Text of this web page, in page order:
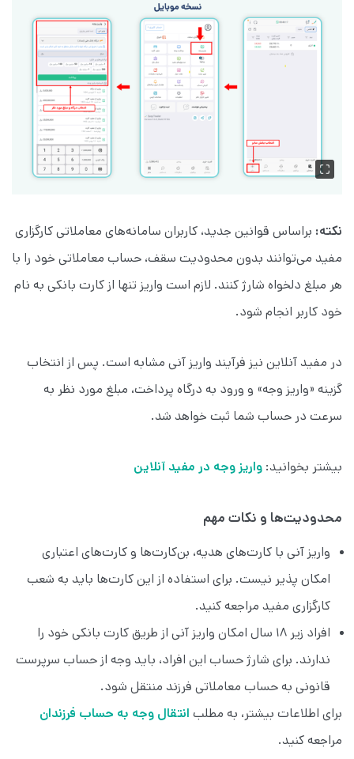
نکته: براساس قوانین جدید، کاربران سامانه‌های معاملاتی کارگزاری
مفید می‌توانند بدون محدودیت سقف، حساب معاملاتی خود را با
هر مبلغ دلخواه شارژ کنند. لازم است واریز تنها از کارت بانکی به نام
خود کاربر انجام شود.
در مفید آنلاین نیز فرآیند واریز آنی مشابه است. پس از انتخاب
گزینه «واریز وجه» و ورود به درگاه پرداخت، مبلغ مورد نظر به
سرعت در حساب شما ثبت خواهد شد.
بیشتر بخوانید: واریز وجه در مفید آنلاین
محدودیت‌ها و نکات مهم
واریز آنی با کارت‌های هدیه، بن‌کارت‌ها و کارت‌های اعتباری
امکان پذیر نیست. برای استفاده از این کارت‌ها باید به شعب
کارگزاری مفید مراجعه کنید.
افراد زیر ۱۸ سال امکان واریز آنی از طریق کارت بانکی خود را
ندارند. برای شارژ حساب این افراد، باید وجه از حساب سرپرست
قانونی به حساب معاملاتی فرزند منتقل شود.
برای اطلاعات بیشتر، به مطلب انتقال وجه به حساب فرزندان
مراجعه کنید.